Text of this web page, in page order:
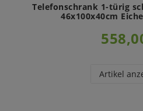
Telefonschrank 1-türig
46x100x40cm
Artikel